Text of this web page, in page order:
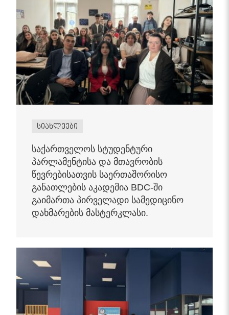
სიახლეები
საქართველოს სტუდენტური
პარლამენტისა და მთავრობის
წევრებისათვის საერთაშორისო
განათლების აკადემია BDC-ში
გაიმართა პირველადი სამედიცინო
დახმარების მასტერკლასი.